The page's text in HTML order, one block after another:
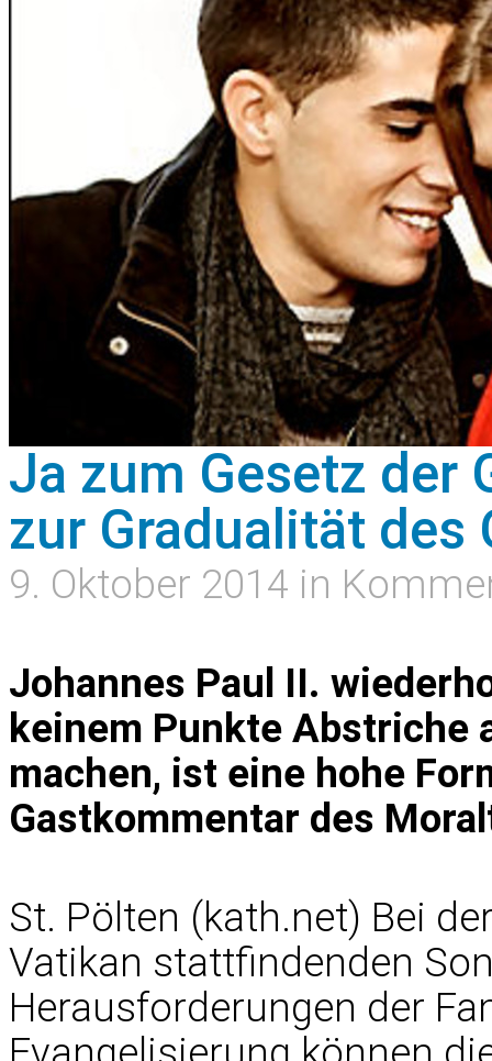
Ja zum Gesetz der
zur Gradualität des
9. Oktober 2014 in
Johannes Paul II.
keinem Punkte Abstriche
machen, ist eine hohe
Gastkommentar des
St. Pölten (kath.net) Bei
Vatikan stattfindenden
Herausforderungen der